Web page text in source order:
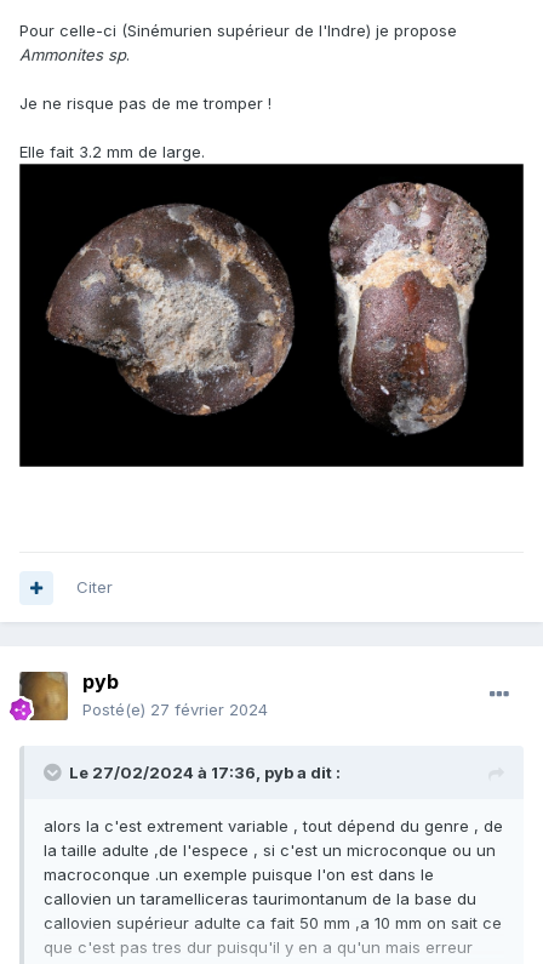
Pour celle-ci (Sinémurien supérieur de l'Indre) je propose
Ammonites sp.
Je ne risque pas de me tromper !
Elle fait 3.2 mm de large.
Citer
pyb
Posté(e) 27 février 2024
Le 27/02/2024 à 17:36, pyba dit :
alors la c'est extrement variable , tout dépend du genre , de
la taille adulte ,de l'espece , si c'est un microconque ou un
macroconque .un exemple puisque l'on est dans le
callovien un taramelliceras taurimontanum de la base du
callovien supérieur adulte ca fait 50 mm ,a 10 mm on sait ce
que c'est pas tres dur puisqu'il y en a qu'un mais erreur